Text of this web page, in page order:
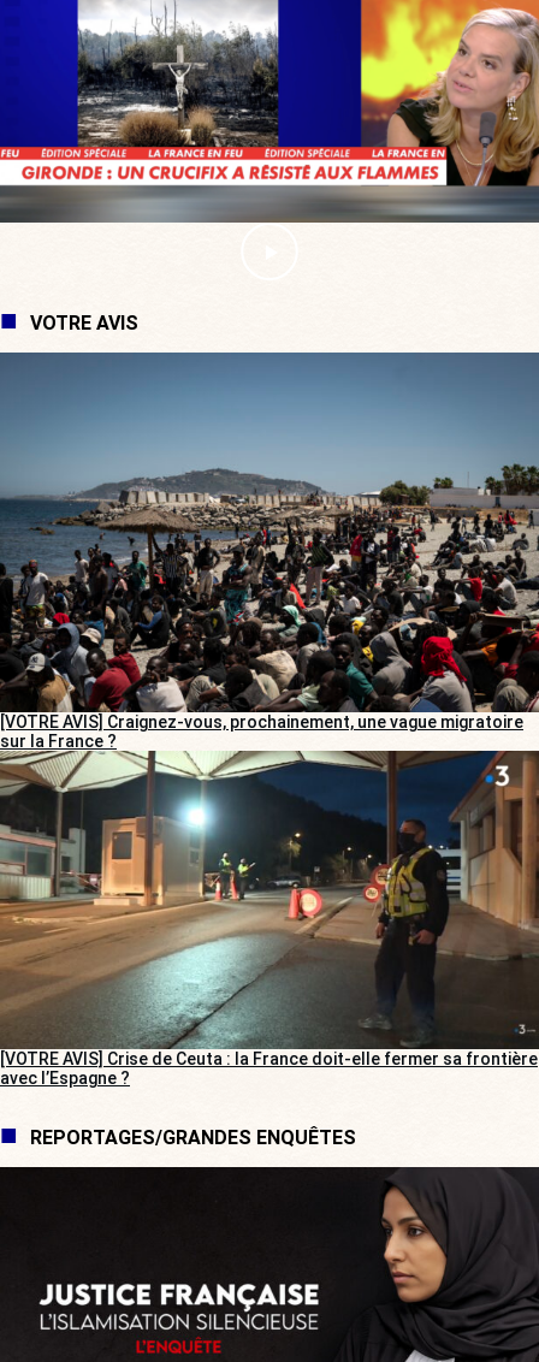
VOTRE AVIS
[VOTRE AVIS] Craignez-vous, prochainement, une vague migratoire
sur la France ?
[VOTRE AVIS] Crise de Ceuta : la France doit-elle fermer sa frontière
avec l’Espagne ?
REPORTAGES/GRANDES ENQUÊTES